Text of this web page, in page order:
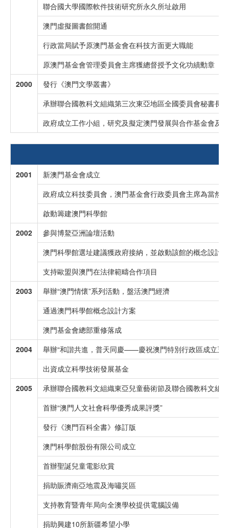
聯合國大學國際軟件技術研究所永久所址啟用
澳門虛擬圖書館開通
行政當局賦予原澳門基金會在科技方面更大職能
原澳門基金會管理委員會主席獲總督授予文化功績勳章
2000
發行《澳門文學叢書》
承辦聯合國教科文組織第三次東亞地區全國委員會秘書長
政府成立工作小組，研究及擬定澳門發展與合作基金會及
2001
新澳門基金會成立
政府成立科技委員會，澳門基金會行政委員會主席為當然
啟動籌建澳門科學館
2002
參與博鰲亞洲論壇活動
澳門科學館選址建議獲政府接納，並啟動該館的概念設計
支持歐盟與澳門在法律範疇合作項目
2003
舉辦“澳門情懷”系列活動，盤活澳門經濟
通過澳門科學館概念設計方案
澳門基金會總部重修落成
2004
舉辦“和諧共進，普天同慶——慶祝澳門特別行政區成立五
出資成立科學技術發展基金
2005
承辦聯合國教科文組織東亞兒童藝術節及聯合國教科文組
首辦“澳門人文社會科學優秀成果評獎”
發行《澳門百科全書》修訂版
澳門科學館股份有限公司成立
首辦聖誕兒童電影欣賞
捐助賑濟南亞地震及海嘯災區
支持教育暨青年局向全澳學校提供電腦設備
捐助興建10所新疆希望小學